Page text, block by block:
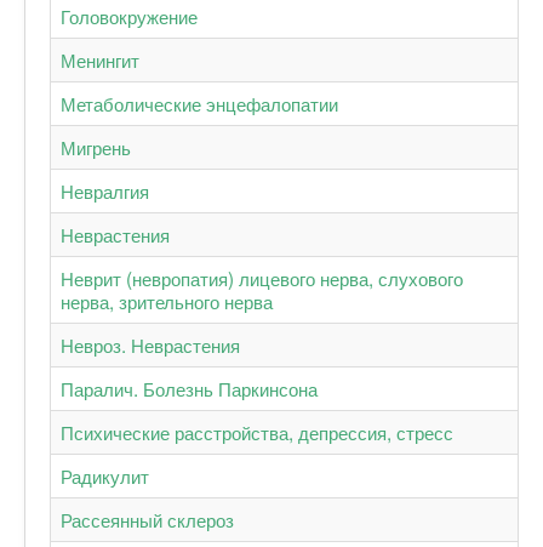
Головокружение
Менингит
Метаболические энцефалопатии
Мигрень
Невралгия
Неврастения
Неврит (невропатия) лицевого нерва, слухового
нерва, зрительного нерва
Невроз. Неврастения
Паралич. Болезнь Паркинсона
Психические расстройства, депрессия, стресс
Радикулит
Рассеянный склероз